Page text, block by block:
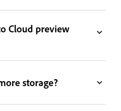
Cloud preview
storage?